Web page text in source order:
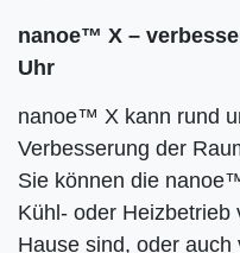
nanoe™ X –
Uhr
nanoe™ X kann rund
Verbesserung der
Sie können die
Kühl- oder Heizbetrieb
Hause sind, oder